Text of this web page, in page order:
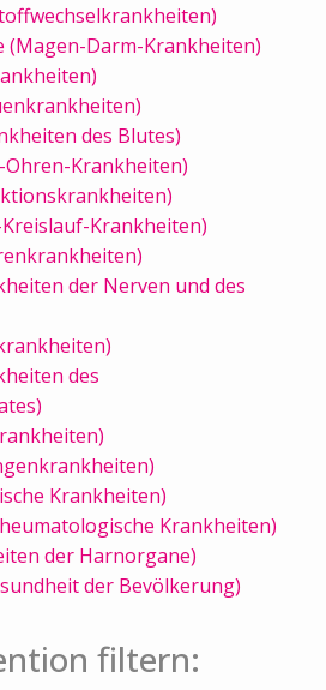
(Magen-Darm-Krankheiten)
des Blutes)
Ohren-Krankheiten)
Krankheiten)
der Nerven und des
des
Krankheiten)
Krankheiten)
der Harnorgane)
der Bevölkerung)
filtern: